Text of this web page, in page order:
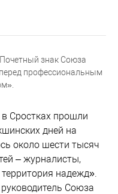
знак Союза
профессиональным
Сростках прошли
дней на
около шести тысяч
– журналисты,
надежд».
Союза